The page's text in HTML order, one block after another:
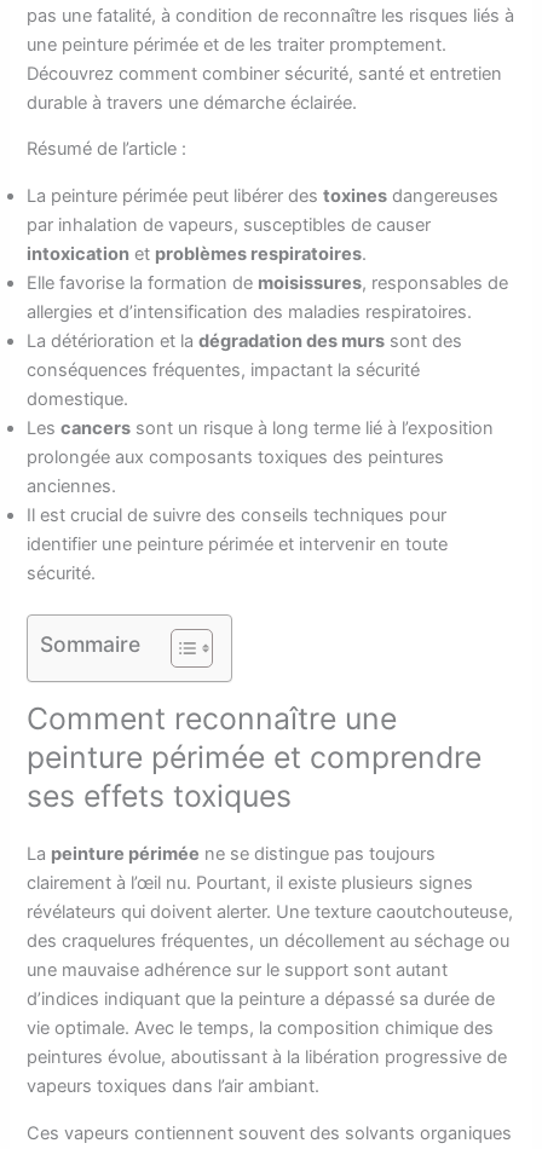
pas une fatalité, à condition de reconnaître les risques liés à
une peinture périmée et de les traiter promptement.
Découvrez comment combiner sécurité, santé et entretien
durable à travers une démarche éclairée.
Résumé de l’article :
La peinture périmée peut libérer destoxines dangereuses
par inhalation de vapeurs, susceptibles de causer
intoxication et problèmes respiratoires.
Elle favorise la formation de moisissures, responsables de
allergies et d’intensification des maladies respiratoires.
La détérioration et ladégradation des murs sont des
conséquences fréquentes, impactant la sécurité
domestique.
Lescancers sont un risque à long terme lié à l’exposition
prolongée aux composants toxiques des peintures
anciennes.
Il est crucial de suivre des conseils techniques pour
identifier une peinture périmée et intervenir en toute
sécurité.
Sommaire
Comment reconnaître une
peinture périmée et comprendre
ses effets toxiques
La peinture périmée ne se distingue pas toujours
clairement à l’œil nu. Pourtant, il existe plusieurs signes
révélateurs qui doivent alerter. Une texture caoutchouteuse,
des craquelures fréquentes, un décollement au séchage ou
une mauvaise adhérence sur le support sont autant
d’indices indiquant que la peinture a dépassé sa durée de
vie optimale. Avec le temps, la composition chimique des
peintures évolue, aboutissant à la libération progressive de
vapeurs toxiques dans l’air ambiant.
Ces vapeurs contiennent souvent des solvants organiques